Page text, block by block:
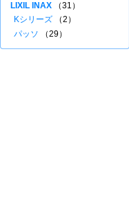
LIXIL INAX （31）
Kシリーズ （2）
パッソ （29）